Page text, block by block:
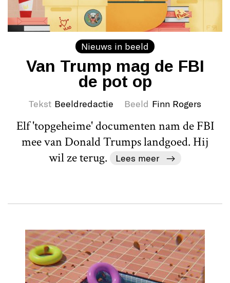
Nieuws in beeld
Van Trump mag de FBI
de pot op
Tekst Beeldredactie Beeld Finn Rogers
Elf 'topgeheime' documenten nam de FBI
mee van Donald Trumps landgoed. Hij
wil ze terug.
Lees meer